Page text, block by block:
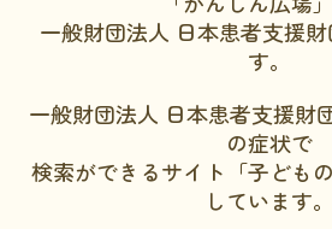
インタビュー一覧
医療従事者へのインタビュー
患者さんとご家族へのインタビュー
社会保障制度
一般財団法人 日本患者支援
す。
一般財団法人 日本患者支援財
の症状で
検索ができるサイト「子ども
しています。